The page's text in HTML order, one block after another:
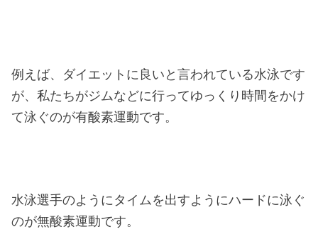
例えば、ダイエットに良いと言われている水泳です
が、私たちがジムなどに行ってゆっくり時間をかけ
て泳ぐのが有酸素運動です。
水泳選手のようにタイムを出すようにハードに泳ぐ
のが無酸素運動です。